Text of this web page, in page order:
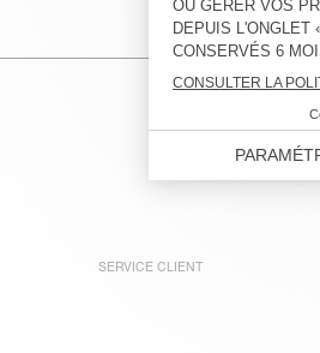
SERVICE CLIENT